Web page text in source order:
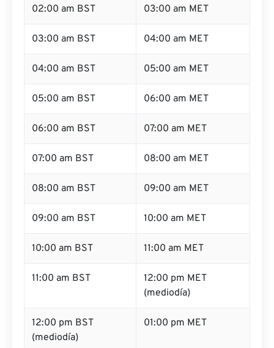
02:00 am BST 03:00 am MET
03:00 am BST 04:00 am MET
04:00 am BST 05:00 am MET
05:00 am BST 06:00 am MET
06:00 am BST 07:00 am MET
07:00 am BST 08:00 am MET
08:00 am BST 09:00 am MET
09:00 am BST 10:00 am MET
10:00 am BST 11:00 am MET
11:00 am BST
12:00 pm MET
(mediodía)
12:00 pm BST
(mediodía)
01:00 pm MET